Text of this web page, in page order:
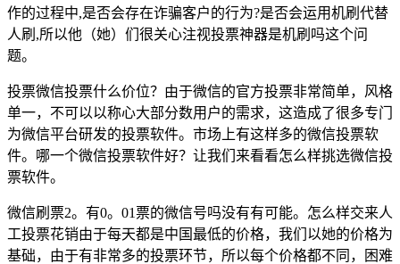
作的过程中,是否会存在诈骗客户的行为?是否会运用机刷代替
人刷,所以他（她）们很关心注视投票神器是机刷吗这个问
题。
投票微信投票什么价位？由于微信的官方投票非常简单，风格
单一，不可以以称心大部分数用户的需求，这造成了很多专门
为微信平台研发的投票软件。市场上有这样多的微信投票软
件。哪一个微信投票软件好？让我们来看看怎么样挑选微信投
票软件。
微信刷票2。有0。01票的微信号吗没有有可能。怎么样交来人
工投票花销由于每天都是中国最低的价格，我们以她的价格为
基础，由于有非常多的投票环节，所以每个价格都不同，困难